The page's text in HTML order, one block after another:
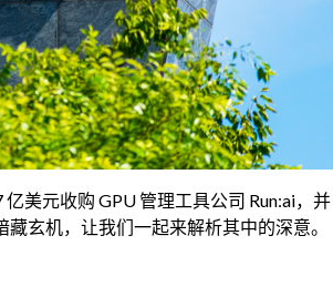
美元收购 GPU 管理工具公司 Run:ai，并
玄机，让我们一起来解析其中的深意。